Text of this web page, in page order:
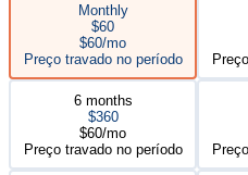
Monthly
$60
$60/mo
Preço travado no período
6 months
$360
$60/mo
Preço travado no período